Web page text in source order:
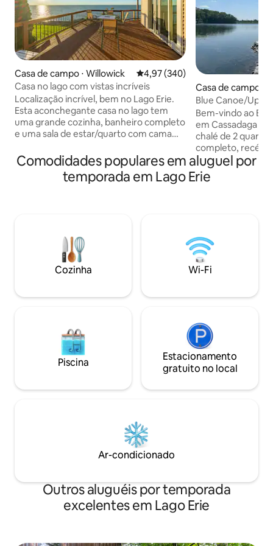
Casa de campo ⋅ Willowick 4,97 de uma avaliação média de
4,97 (340)
Casa no lago com vistas incríveis
Localização incrível, bem no Lago Erie.
Esta aconchegante casa no lago tem
uma grande cozinha, banheiro completo
e uma sala de estar/quarto com cama
desligada por si só para que você possa
desfrutar de sua reclusão, mas vivemos
a cerca de 200 pés de distância para que
adormece com os sons do lago. Você
ficará impressionado com a beleza e a
tranquilidade desta incrível casa de
Casa de campo ⋅
Blue Canoe/
Cottage/
Bem-vindo ao
em Cassadaga Lakes! Este
chalé de 2
completo,
conceito aberto
125 pés de orla
coberta fechada
Adequado para
4 adultos — o
você! Se
propriedade irmã,
Comodidades populares em aluguel por
temporada em Lago Erie
Cozinha Wi-Fi
Piscina
Estacionamento
gratuito no local
Ar-condicionado
Outros aluguéis por temporada
excelentes em Lago Erie